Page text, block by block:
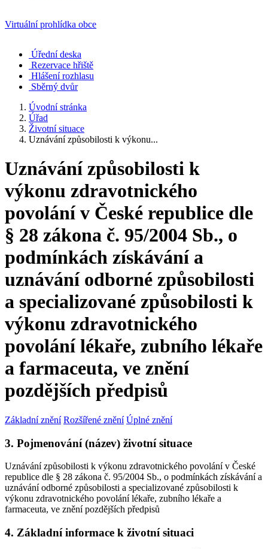
Virtuální prohlídka obce
Úřední deska
Rezervace hřiště
Hlášení rozhlasu
Sběrný dvůr
Úvodní stránka
Úřad
Životní situace
Uznávání způsobilosti k výkonu...
Uznávání způsobilosti k
výkonu zdravotnického
povolání v České republice dle
§ 28 zákona č. 95/2004 Sb., o
podmínkách získávání a
uznávání odborné způsobilosti
a specializované způsobilosti k
výkonu zdravotnického
povolání lékaře, zubního lékaře
a farmaceuta, ve znění
pozdějších předpisů
Základní znění Rozšířené znění Úplné znění
3. Pojmenování (název) životní situace
Uznávání způsobilosti k výkonu zdravotnického povolání v České
republice dle § 28 zákona č. 95/2004 Sb., o podmínkách získávání a
uznávání odborné způsobilosti a specializované způsobilosti k
výkonu zdravotnického povolání lékaře, zubního lékaře a
farmaceuta, ve znění pozdějších předpisů
4. Základní informace k životní situaci